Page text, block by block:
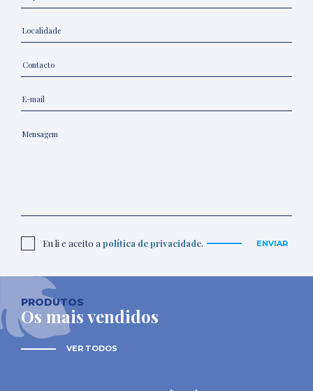
Eu li e aceito a política de privacidade. ENVIAR
PRODUTOS
Os mais vendidos
VER TODOS